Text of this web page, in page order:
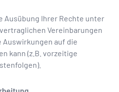
Ausübung Ihrer Rechte unter
Vereinbarungen
auf die
kann (z.B. vorzeitige